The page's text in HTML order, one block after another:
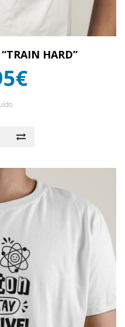
HARD”